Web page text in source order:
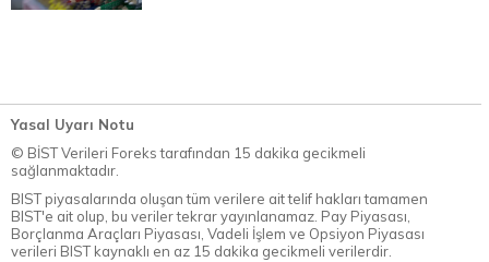
Yasal Uyarı Notu
© BİST Verileri Foreks tarafından 15 dakika gecikmeli
sağlanmaktadır.
BIST piyasalarında oluşan tüm verilere ait telif hakları tamamen
BIST'e ait olup, bu veriler tekrar yayınlanamaz. Pay Piyasası,
Borçlanma Araçları Piyasası, Vadeli İşlem ve Opsiyon Piyasası
verileri BIST kaynaklı en az 15 dakika gecikmeli verilerdir.